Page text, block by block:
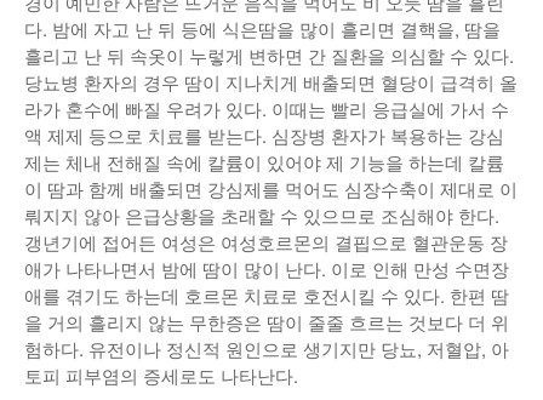
다. 밤에 자고 난 뒤 등에 식은땀을 많이 흘리면 결핵을, 땀을
흘리고 난 뒤 속옷이 누렇게 변하면 간 질환을 의심할 수 있다.
당뇨병 환자의 경우 땀이 지나치게 배출되면 혈당이 급격히 올
라가 혼수에 빠질 우려가 있다. 이때는 빨리 응급실에 가서 수
액 제제 등으로 치료를 받는다. 심장병 환자가 복용하는 강심
제는 체내 전해질 속에 칼륨이 있어야 제 기능을 하는데 칼륨
이 땀과 함께 배출되면 강심제를 먹어도 심장수축이 제대로 이
뤄지지 않아 은급상황을 초래할 수 있으므로 조심해야 한다.
갱년기에 접어든 여성은 여성호르몬의 결핍으로 혈관운동 장
애가 나타나면서 밤에 땀이 많이 난다. 이로 인해 만성 수면장
애를 겪기도 하는데 호르몬 치료로 호전시킬 수 있다. 한편 땀
을 거의 흘리지 않는 무한증은 땀이 줄줄 흐르는 것보다 더 위
험하다. 유전이나 정신적 원인으로 생기지만 당뇨, 저혈압, 아
토피 피부염의 증세로도 나타난다.